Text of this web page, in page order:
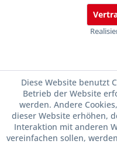
Diese Website benutzt
Betrieb der Website
werden. Andere
dieser Website erhöhen,
Interaktion mit anderen
vereinfachen sollen,